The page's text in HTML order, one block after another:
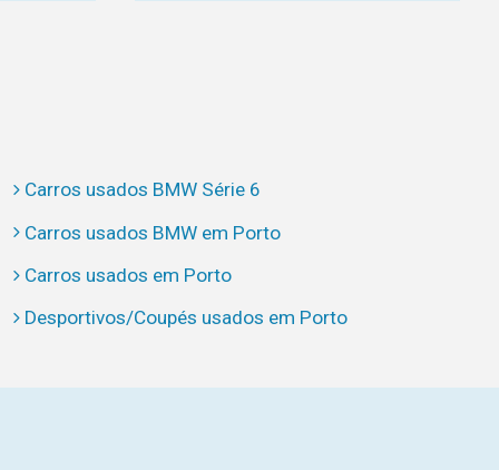
Carros usados BMW Série 6
Carros usados BMW em Porto
Carros usados em Porto
Desportivos/Coupés usados em Porto